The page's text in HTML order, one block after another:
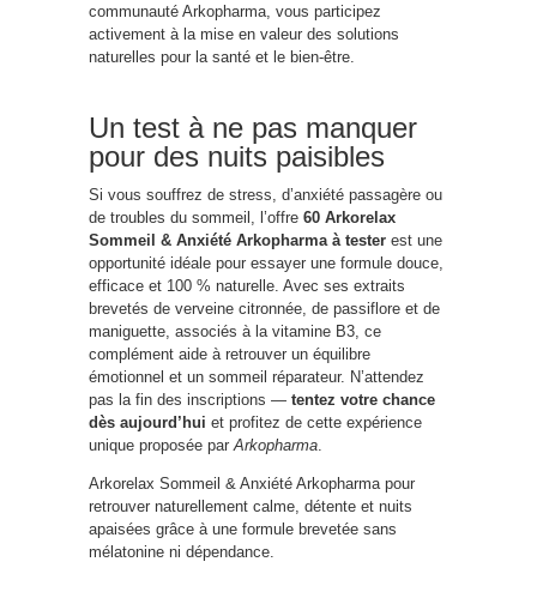
communauté Arkopharma, vous participez
activement à la mise en valeur des solutions
naturelles pour la santé et le bien-être.
Un test à ne pas manquer
pour des nuits paisibles
Si vous souffrez de stress, d’anxiété passagère ou
de troubles du sommeil, l’offre 60 Arkorelax
Sommeil & Anxiété Arkopharma à tester est une
opportunité idéale pour essayer une formule douce,
efficace et 100 % naturelle. Avec ses extraits
brevetés de verveine citronnée, de passiflore et de
maniguette, associés à la vitamine B3, ce
complément aide à retrouver un équilibre
émotionnel et un sommeil réparateur. N’attendez
pas la fin des inscriptions — tentez votre chance
dès aujourd’hui et profitez de cette expérience
unique proposée par Arkopharma
Arkorelax Sommeil & Anxiété Arkopharma pour
retrouver naturellement calme, détente et nuits
apaisées grâce à une formule brevetée sans
mélatonine ni dépendance.